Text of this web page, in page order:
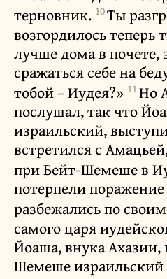
терновник. 10Ты
возгордилось теперь
лучше дома в почете,
сражаться себе на
тобой – Иудея?» 11Но
послушал, так что
израильский,
встретился с
при Бейт-Шемеше в
потерпели
разбежались по
самого царя
Йоаша, внука Ахазии,
Шемеше